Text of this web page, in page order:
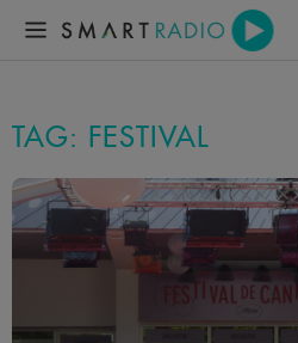
TAG: FESTIVAL